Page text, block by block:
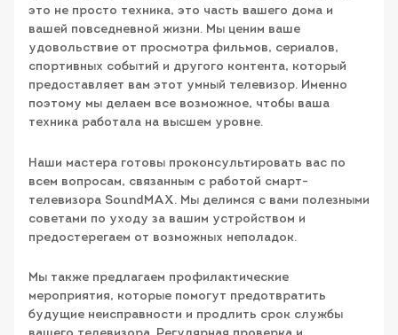
это не просто техника, это часть вашего дома и
вашей повседневной жизни. Мы ценим ваше
удовольствие от просмотра фильмов, сериалов,
спортивных событий и другого контента, который
предоставляет вам этот умный телевизор. Именно
поэтому мы делаем все возможное, чтобы ваша
техника работала на высшем уровне.
Наши мастера готовы проконсультировать вас по
всем вопросам, связанным с работой смарт-
телевизора SoundMAX. Мы делимся с вами полезными
советами по уходу за вашим устройством и
предостерегаем от возможных неполадок.
Мы также предлагаем профилактические
мероприятия, которые помогут предотвратить
будущие неисправности и продлить срок службы